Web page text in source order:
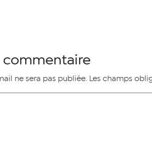
commentaire
ne sera pas publiée. Les champs